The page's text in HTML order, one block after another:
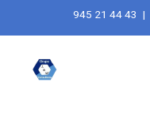
945 21 44 43 |